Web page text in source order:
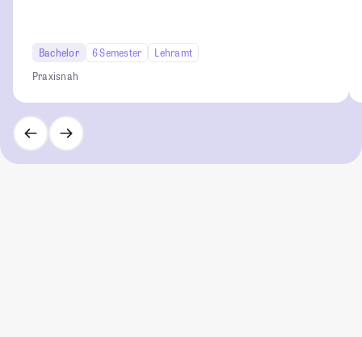
Bachelor 6 Semester
Lehramt
Praxisnah